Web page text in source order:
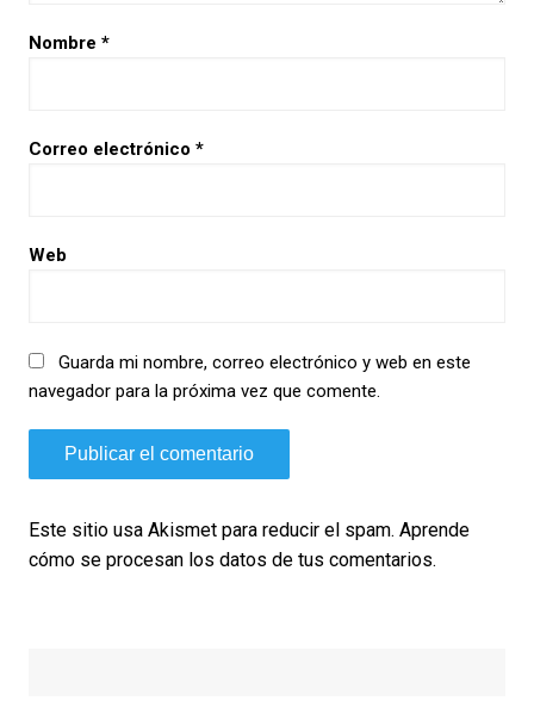
Nombre *
Correo electrónico *
Web
Guarda mi nombre, correo electrónico y web en este
navegador para la próxima vez que comente.
Este sitio usa Akismet para reducir el spam. Aprende
cómo se procesan los datos de tus comentarios.